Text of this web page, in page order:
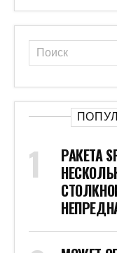
РАКЕТА